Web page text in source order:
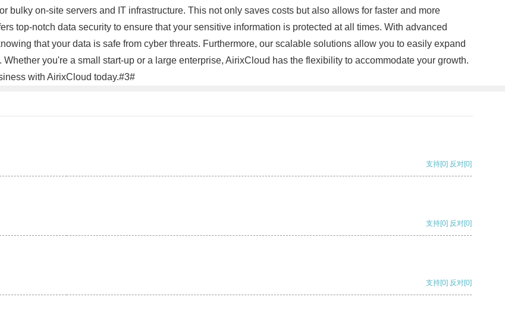
bulky on-site servers and IT infrastructure. This not only saves costs but also allows for faster and more
top-notch data security to ensure that your sensitive information is protected at all times. With advanced
that your data is safe from cyber threats. Furthermore, our scalable solutions allow you to easily expand
you're a small start-up or a large enterprise, AirixCloud has the flexibility to accommodate your growth.
with AirixCloud today.#3#
支持[0] 反对[0]
支持[0] 反对[0]
支持[0] 反对[0]